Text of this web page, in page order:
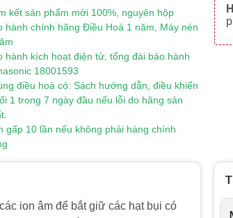
kết sản phẩm mới 100%, nguyên hộp
hành chính hãng Điều Hoà 1 năm, Máy nén
hành kích hoạt điện tử, tổng đài bảo hành
18001593
điều hoà có: Sách hướng dẫn, điều khiển
1 trong 7 ngày đầu nếu lỗi do hãng sản
gấp 10 lần nếu không phải hàng chính
ion âm để bắt giữ các hạt bụi có